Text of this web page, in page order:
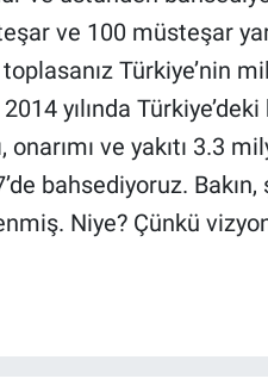
ve 100 müsteşar
Türkiye’nin
yılında
onarımı ve yakıtı 3.3
bahsediyoruz. Bakın,
Niye? Çünkü